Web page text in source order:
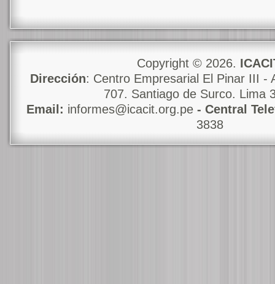
Copyright © 2026.
Dirección: Centro Empresarial El Pinar III -
707. Santiago de Surco. Lima
Email: informes@icacit.org.pe - Central
3838